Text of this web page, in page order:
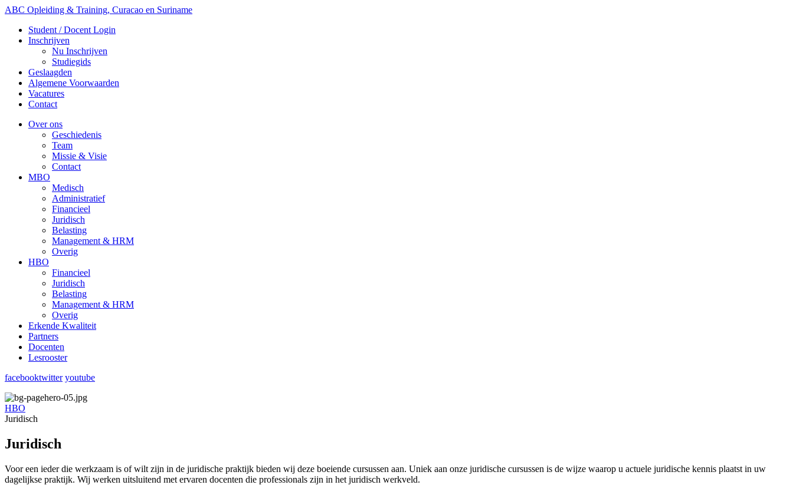
ABC Opleiding & Training, Curacao en Suriname
Student / Docent Login
Inschrijven
Nu Inschrijven
Studiegids
Geslaagden
Algemene Voorwaarden
Vacatures
Contact
Over ons
Geschiedenis
Team
Missie & Visie
Contact
MBO
Medisch
Administratief
Financieel
Juridisch
Belasting
Management & HRM
Overig
HBO
Financieel
Juridisch
Belasting
Management & HRM
Overig
Erkende Kwaliteit
Partners
Docenten
Lesrooster
facebooktwitter youtube
HBO
Juridisch
Juridisch
Voor een ieder die werkzaam is of wilt zijn in de juridische praktijk bieden wij deze boeiende cursussen aan. Uniek aan onze juridische cursussen is de wijze waarop u actuele juridische kennis plaatst in uw
dagelijkse praktijk. Wij werken uitsluitend met ervaren docenten die professionals zijn in het juridisch werkveld.